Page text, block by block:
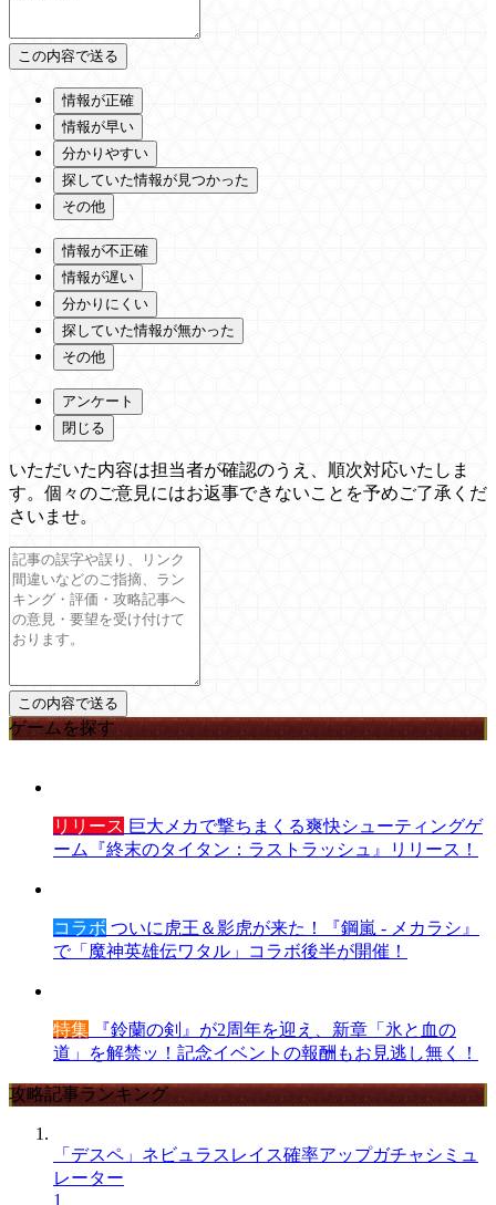
情報が正確
情報が早い
分かりやすい
探していた情報が見つかった
その他
情報が不正確
情報が遅い
分かりにくい
探していた情報が無かった
その他
アンケート
閉じる
いただいた内容は担当者が確認のうえ、順次対応いたしま
す。個々のご意見にはお返事できないことを予めご了承くだ
さいませ。
ゲームを探す
リリース 巨大メカで撃ちまくる爽快シューティングゲ
ーム『終末のタイタン：ラストラッシュ』リリース！
コラボ ついに虎王＆影虎が来た！『鋼嵐 - メカラシ』
で「魔神英雄伝ワタル」コラボ後半が開催！
特集 『鈴蘭の剣』が2周年を迎え、新章「氷と血の
道」を解禁ッ！記念イベントの報酬もお見逃し無く！
攻略記事ランキング
「デスペ」ネビュラスレイス確率アップガチャシミュ
レーター
1